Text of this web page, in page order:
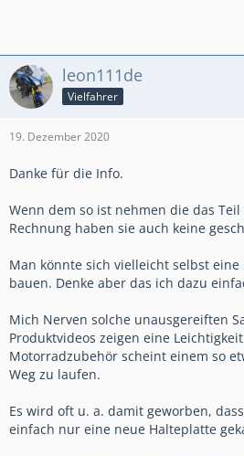
leon111de
Vielfahrer
19. Dezember 2020
Danke für die Info.
Wenn dem so ist nehmen die das
Rechnung haben sie auch keine
Man könnte sich vielleicht selbst
bauen. Denke aber das ich dazu
Mich Nerven solche unausgereiften
Produktvideos zeigen eine
Motorradzubehör scheint einem so
Weg zu laufen.
Es wird oft u. a. damit geworben,
einfach nur eine neue Halteplatte